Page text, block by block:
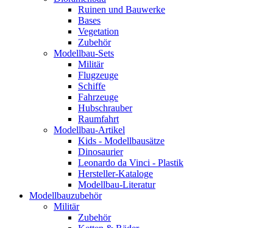
Ruinen und Bauwerke
Bases
Vegetation
Zubehör
Modellbau-Sets
Militär
Flugzeuge
Schiffe
Fahrzeuge
Hubschrauber
Raumfahrt
Modellbau-Artikel
Kids - Modellbausätze
Dinosaurier
Leonardo da Vinci - Plastik
Hersteller-Kataloge
Modellbau-Literatur
Modellbauzubehör
Militär
Zubehör